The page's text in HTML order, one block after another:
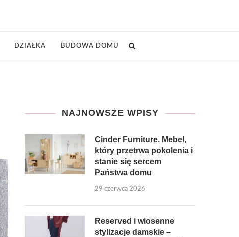
DZIAŁKA BUDOWA DOMU
NAJNOWSZE WPISY
Cinder Furniture. Mebel,
który przetrwa pokolenia i
stanie się sercem
Państwa domu
29 czerwca 2026
Reserved i wiosenne
stylizacje damskie –